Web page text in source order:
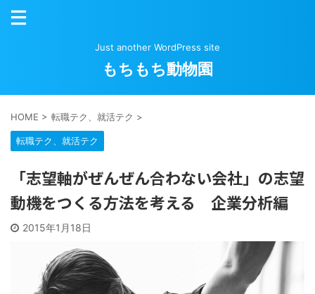
Just another WordPress site
もちもち動物園
HOME > 転職テク、就活テク >
転職テク、就活テク
「志望軸がぜんぜん合わない会社」の志望
動機をつくる方法を考える 企業分析編
2015年1月18日